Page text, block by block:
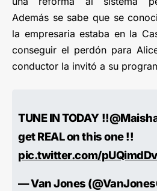
Además se sabe que se
la empresaria estaba en la
conseguir el perdón para
conductor la invitó a su
TUNE IN TODAY
get REAL on this one !!
pic.twitter.com/
— Van Jones